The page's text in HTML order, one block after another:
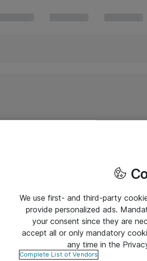
We use first- and third-party
provide personalized ads.
your consent since they are
accept all or only mandatory
any time in the
Complete List of Vendors